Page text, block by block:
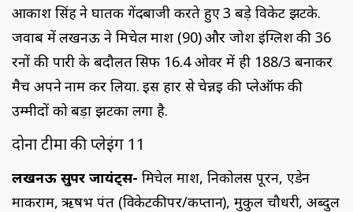
आकाश सिंह ने घातक गेंदबाजी करते हुए 3 बड़े विकेट झटके.
जवाब में लखनऊ ने मिचेल मार्श (90) और जोश इंग्लिश की 36
रनों की पारी के बदौलत सिर्फ 16.4 ओवर में ही 188/3 बनाकर
मैच अपने नाम कर लिया. इस हार से चेन्नई की प्लेऑफ की
उम्मीदों को बड़ा झटका लगा है.
दोनों टीमों की प्लेइंग 11
लखनऊ सुपर जायंट्स- मिचेल मार्श, निकोलस पूरन, एडेन
मार्कराम, ऋषभ पंत (विकेटकीपर/कप्तान), मुकुल चौधरी, अब्दुल